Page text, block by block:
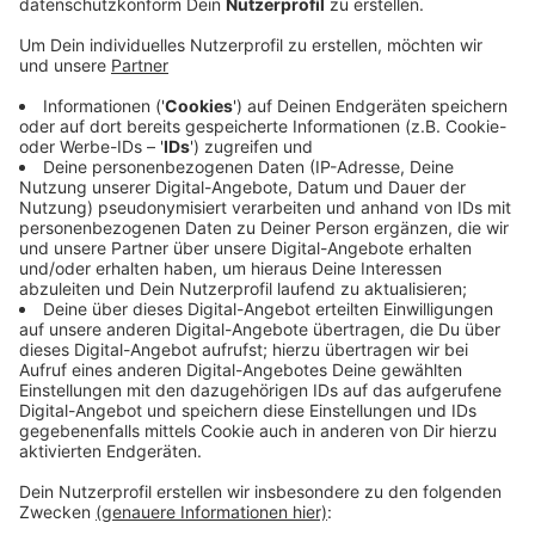
Das Land werde zur Vermeidung von wirtschaftlichen
Härten etwa bei Karnevals- und Schützenvereinen
insgesamt 50 Millionen Euro zur Verfügung stellen,
sagte NRW-Heimatministerin Scharrenbach nach
einem Treffen mit 15 Verbänden und Organisationen.
Dabei geht es um Veranstaltungen zwischen dem 1.
November 2021 und dem 31. Mai 2022. Mög­li­che Leis­
tun­gen sollen zu 90 Pro­zent er­stat­tet werden. Ma­xi­
mal wer­den 5.000 Eu­ro je Ver­an­stal­tung ge­zahlt. Das
Antragsverfahren für das Programm
"ZukunftBrauchtum" soll ab dem 3.März zur Verfügung
stehen.